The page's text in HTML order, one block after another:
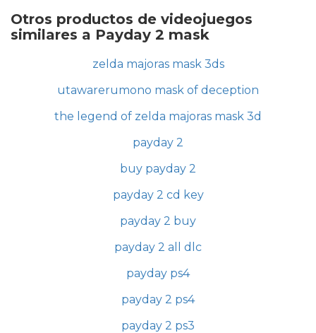
Otros productos de videojuegos
similares a Payday 2 mask
zelda majoras mask 3ds
utawarerumono mask of deception
the legend of zelda majoras mask 3d
payday 2
buy payday 2
payday 2 cd key
payday 2 buy
payday 2 all dlc
payday ps4
payday 2 ps4
payday 2 ps3